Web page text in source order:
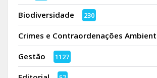
Biodiversidade 230
Crimes e Contraordenações
Gestão 1127